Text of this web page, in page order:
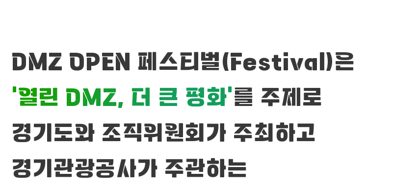
DMZ OPEN 페스티벌(Festival)은
‘열린 DMZ, 더 큰 평화’를 주제로
경기도와 조직위원회가 주최하고
경기관광공사가 주관하는